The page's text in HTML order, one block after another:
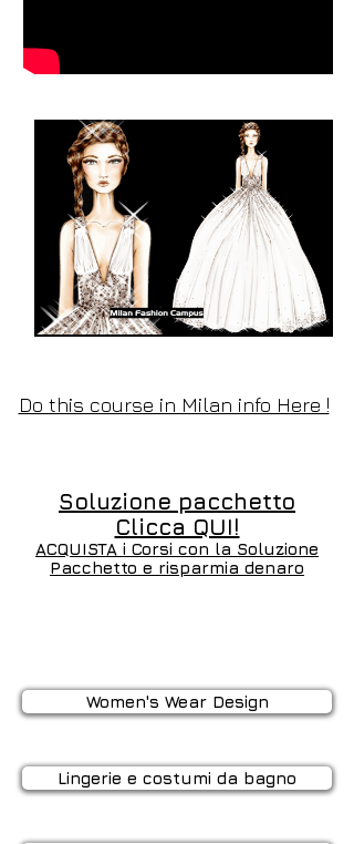
Do this course in Milan info Here !
Soluzione pacchetto
Clicca QUI!
ACQUISTA i Corsi con la Soluzione
Pacchetto e risparmia denaro
Women's Wear Design
Lingerie e costumi da bagno